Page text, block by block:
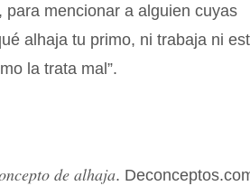
mencionar a alguien cuyas
alhaja tu primo, ni trabaja ni
la trata mal”.
de alhaja.